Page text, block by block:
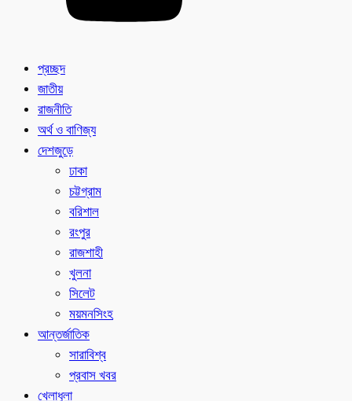
প্রচ্ছদ
জাতীয়
রাজনীতি
অর্থ ও বাণিজ্য
দেশজুড়ে
ঢাকা
চট্টগ্রাম
বরিশাল
রংপুর
রাজশাহী
খুলনা
সিলেট
ময়মনসিংহ
আন্তর্জাতিক
সারাবিশ্ব
প্রবাস খবর
খেলাধুলা